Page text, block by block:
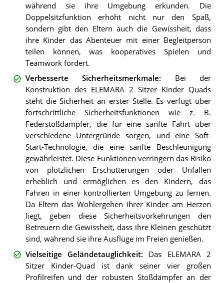
während sie ihre Umgebung erkunden. Die
Doppelsitzfunktion erhöht nicht nur den Spaß,
sondern gibt den Eltern auch die Gewissheit, dass
ihre Kinder das Abenteuer mit einer Begleitperson
teilen können, was kooperatives Spielen und
Teamwork fördert.
Verbesserte Sicherheitsmerkmale: Bei der
Konstruktion des ELEMARA 2 Sitzer Kinder Quads
steht die Sicherheit an erster Stelle. Es verfügt über
fortschrittliche Sicherheitsfunktionen wie z. B.
Federstoßdämpfer, die für eine sanfte Fahrt über
verschiedene Untergründe sorgen, und eine Soft-
Start-Technologie, die eine sanfte Beschleunigung
gewährleistet. Diese Funktionen verringern das Risiko
von plötzlichen Erschütterungen oder Unfällen
erheblich und ermöglichen es den Kindern, das
Fahren in einer kontrollierten Umgebung zu lernen.
Da Eltern das Wohlergehen ihrer Kinder am Herzen
liegt, geben diese Sicherheitsvorkehrungen den
Betreuern die Gewissheit, dass ihre Kleinen geschützt
sind, während sie ihre Ausflüge im Freien genießen.
Vielseitige Geländetauglichkeit: Das ELEMARA 2
Sitzer Kinder-Quad ist dank seiner vier großen
Profilreifen und der robusten Stoßdämpfer an der